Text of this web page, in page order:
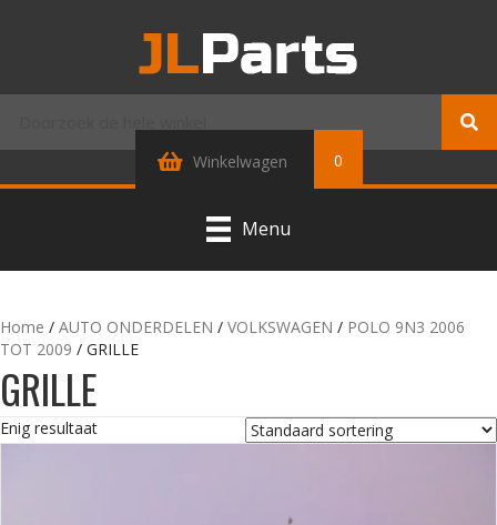
Winkelwagen 0
Menu
Home / AUTO ONDERDELEN / VOLKSWAGEN / POLO 9N3 2006
TOT 2009 / GRILLE
GRILLE
Enig resultaat